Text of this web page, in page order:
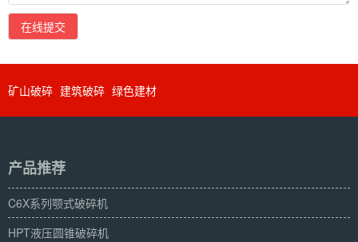
在线提交
矿山破碎 建筑破碎 绿色建材
产品推荐
C6X系列颚式破碎机
HPT液压圆锥破碎机